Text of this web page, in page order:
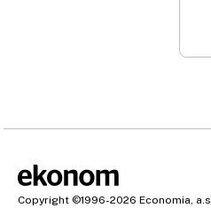
Copyright ©1996-2026 Economia, a.s.